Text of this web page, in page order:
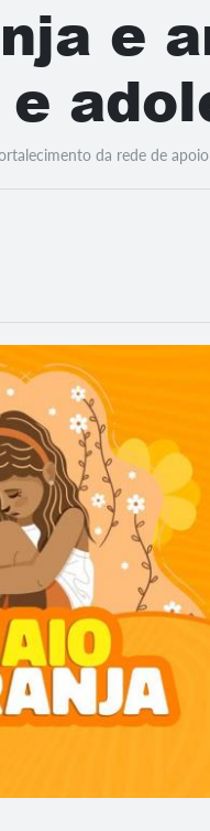
e
da rede de